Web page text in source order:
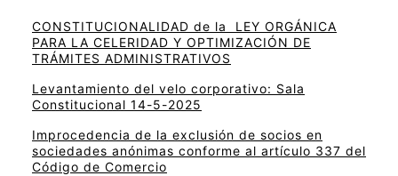
CONSTITUCIONALIDAD de la LEY ORGÁNICA
PARA LA CELERIDAD Y OPTIMIZACIÓN DE
TRÁMITES ADMINISTRATIVOS
Levantamiento del velo corporativo: Sala
Constitucional 14-5-2025
Improcedencia de la exclusión de socios en
sociedades anónimas conforme al artículo 337 del
Código de Comercio